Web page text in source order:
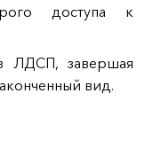
доступа к
ЛДСП, завершая
вид.